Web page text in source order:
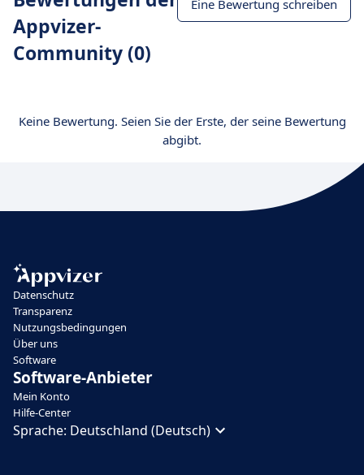
Appvizer-
Community (0)
Eine Bewertung schreiben
Keine Bewertung. Seien Sie der Erste, der seine Bewertung
abgibt.
Datenschutz
Transparenz
Nutzungsbedingungen
Über uns
Software
Software-Anbieter
Mein Konto
Hilfe-Center
Sprache: Deutschland (Deutsch)